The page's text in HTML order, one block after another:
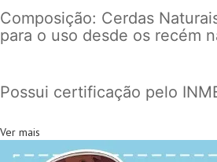
Composição: Cerdas
para o uso desde os recém
Possui certificação pelo
Ver mais